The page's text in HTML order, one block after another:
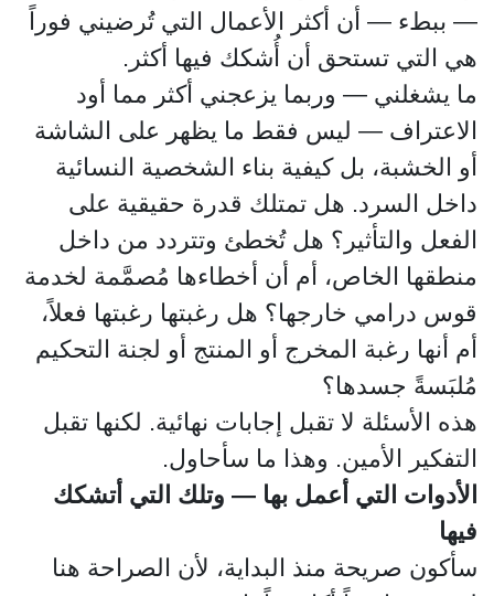
— ببطء — أن أكثر الأعمال التي تُرضيني فوراً
هي التي تستحق أن أُشكك فيها أكثر.
ما يشغلني — وربما يزعجني أكثر مما أود
الاعتراف — ليس فقط ما يظهر على الشاشة
أو الخشبة، بل كيفية بناء الشخصية النسائية
داخل السرد. هل تمتلك قدرة حقيقية على
الفعل والتأثير؟ هل تُخطئ وتتردد من داخل
منطقها الخاص، أم أن أخطاءها مُصمَّمة لخدمة
قوس درامي خارجها؟ هل رغبتها رغبتها فعلاً،
أم أنها رغبة المخرج أو المنتج أو لجنة التحكيم
مُلبَسةً جسدها؟
هذه الأسئلة لا تقبل إجابات نهائية. لكنها تقبل
التفكير الأمين. وهذا ما سأحاول.
الأدوات التي أعمل بها — وتلك التي أتشكك
فيها
سأكون صريحة منذ البداية، لأن الصراحة هنا